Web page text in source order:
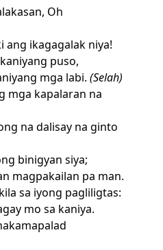
Oh
ang ikagagalak niya!
puso,
mga labi. (Selah)
mga kapalaran na
na dalisay na ginto
binigyan siya;
magpakailan pa man.
sa iyong pagliligtas:
mo sa kaniya.